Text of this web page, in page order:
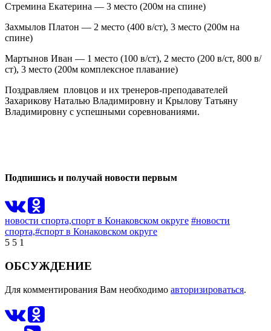
Стремина Екатерина — 3 место (200м на спине)
Захмылов Платон — 2 место (400 в/ст), 3 место (200м на
спине)
Мартынов Иван — 1 место (100 в/ст), 2 место (200 в/ст, 800 в/
ст), 3 место (200м комплексное плавание)
Поздравляем пловцов и их тренеров-преподавателей
Захарикову Наталью Владимировну и Крылову Татьяну
Владимировну с успешными соревнованиями.
Подпишись и получай новости первым
новости спорта,спорт в Конаковском округе #новости
спорта,#спорт в Конаковском округе
5 5 1
ОБСУЖДЕНИЕ
Для комментирования Вам необходимо авторизироваться.